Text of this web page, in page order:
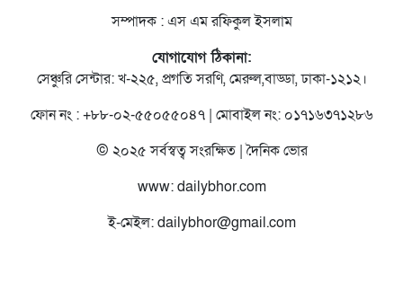
সম্পাদক : এস এম রফিকুল ইসলাম
যোগাযোগ ঠিকানা:
সেঞ্চুরি সেন্টার: খ-২২৫, প্রগতি সরণি, মেরুল,বাড্ডা, ঢাকা-১২১২।
ফোন নং : +৮৮-০২-৫৫০৫৫০৪৭ | মোবাইল নং: ০১৭১৬৩৭১২৮৬
© ২০২৫ সর্বস্বত্ব সংরক্ষিত | দৈনিক ভোর
www: dailybhor.com
ই-মেইল: dailybhor@gmail.com